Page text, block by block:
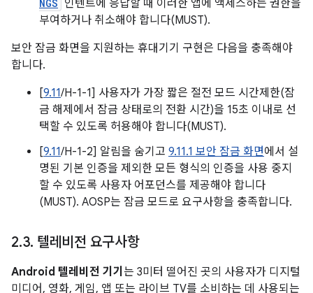
NGS 인텐트에 응답할 때 이러한 앱에 액세스하는 권한을
부여하거나 취소해야 합니다(MUST).
보안 잠금 화면을 지원하는 휴대기기 구현은 다음을 충족해야
합니다.
[9.11/H-1-1] 사용자가 가장 짧은 절전 모드 시간제한(잠
금 해제에서 잠금 상태로의 전환 시간)을 15초 이내로 선
택할 수 있도록 허용해야 합니다(MUST).
[9.11/H-1-2] 알림을 숨기고 9.11.1 보안 잠금 화면에서 설
명된 기본 인증을 제외한 모든 형식의 인증을 사용 중지
할 수 있도록 사용자 어포던스를 제공해야 합니다
(MUST). AOSP는 잠금 모드로 요구사항을 충족합니다.
2.3. 텔레비전 요구사항
Android 텔레비전 기기 는 3미터 떨어진 곳의 사용자가 디지털
미디어, 영화, 게임, 앱 또는 라이브 TV를 소비하는 데 사용되는